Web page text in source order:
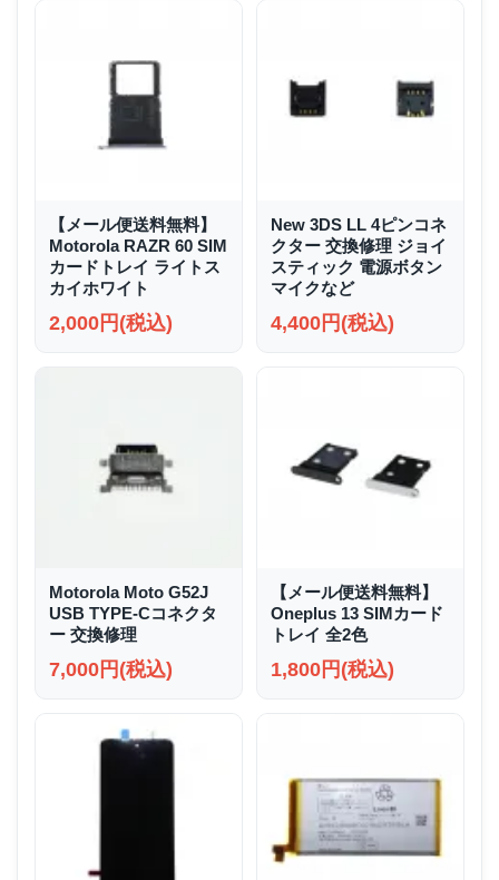
【メール便送料無料】
Motorola RAZR 60 SIM
カードトレイ ライトス
カイホワイト
2,000円(税込)
New 3DS LL 4ピンコネ
クター 交換修理 ジョイ
スティック 電源ボタン
マイクなど
4,400円(税込)
Motorola Moto G52J
USB TYPE-Cコネクタ
ー 交換修理
7,000円(税込)
【メール便送料無料】
Oneplus 13 SIMカード
トレイ 全2色
1,800円(税込)